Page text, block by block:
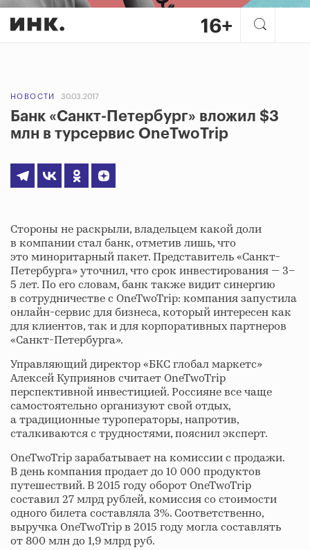
НОВОСТИ 30.03.2017
Банк «Санкт-Петербург» вложил $3
млн в турсервис OneTwoTrip
Стороны не раскрыли, владельцем какой доли
в компании стал банк, отметив лишь, что
это миноритарный пакет. Представитель «Санкт-
Петербурга» уточнил, что срок инвестирования — 3–
5 лет. По его словам, банк также видит синергию
в сотрудничестве с OneTwoTrip: компания запустила
онлайн-сервис для бизнеса, который интересен как
для клиентов, так и для корпоративных партнеров
«Санкт-Петербурга».
Управляющий директор «БКС глобал маркетс»
Алексей Куприянов считает OneTwoTrip
перспективной инвестицией. Россияне все чаще
самостоятельно организуют свой отдых,
а традиционные туроператоры, напротив,
сталкиваются с трудностями, пояснил эксперт.
OneTwoTrip зарабатывает на комиссии с продажи.
В день компания продает до 10 000 продуктов
путешествий. В 2015 году оборот OneTwoTrip
составил 27 млрд рублей, комиссия со стоимости
одного билета составляла 3%. Соответственно,
выручка OneTwoTrip в 2015 году могла составлять
от 800 млн до 1,9 млрд руб.